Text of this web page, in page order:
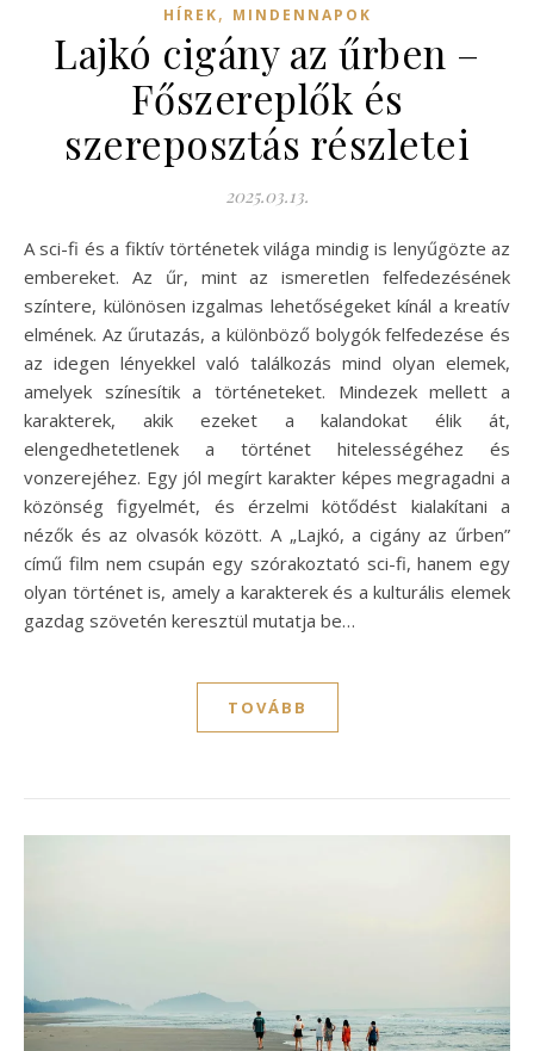
HÍREK, MINDENNAPOK
Lajkó cigány az űrben –
Főszereplők és
szereposztás részletei
2025.03.13.
A sci-fi és a fiktív történetek világa mindig is lenyűgözte az
embereket. Az űr, mint az ismeretlen felfedezésének
színtere, különösen izgalmas lehetőségeket kínál a kreatív
elmének. Az űrutazás, a különböző bolygók felfedezése és
az idegen lényekkel való találkozás mind olyan elemek,
amelyek színesítik a történeteket. Mindezek mellett a
karakterek, akik ezeket a kalandokat élik át,
elengedhetetlenek a történet hitelességéhez és
vonzerejéhez. Egy jól megírt karakter képes megragadni a
közönség figyelmét, és érzelmi kötődést kialakítani a
nézők és az olvasók között. A „Lajkó, a cigány az űrben”
című film nem csupán egy szórakoztató sci-fi, hanem egy
olyan történet is, amely a karakterek és a kulturális elemek
gazdag szövetén keresztül mutatja be…
TOVÁBB